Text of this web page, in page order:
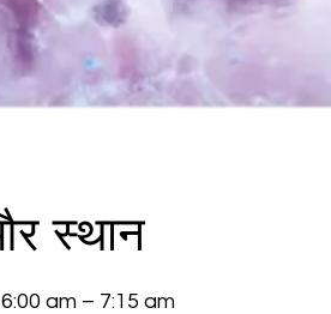
स्थान
am – 7:15 am